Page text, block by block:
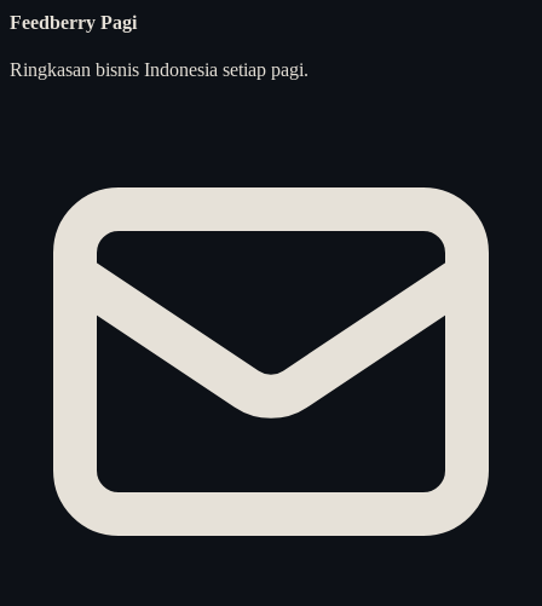
Feedberry Pagi
Ringkasan bisnis Indonesia setiap pagi.